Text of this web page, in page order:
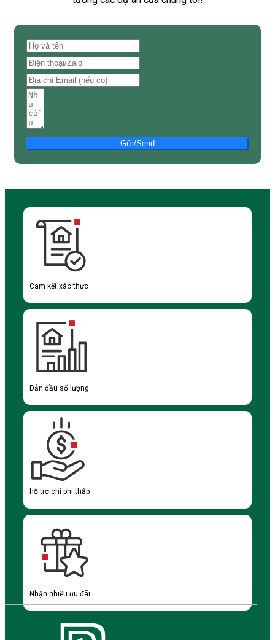
Gửi/Send
Cam kết xác thực
Dẫn đầu số lượng
hỗ trợ chi phí thấp
Nhận nhiều ưu đãi